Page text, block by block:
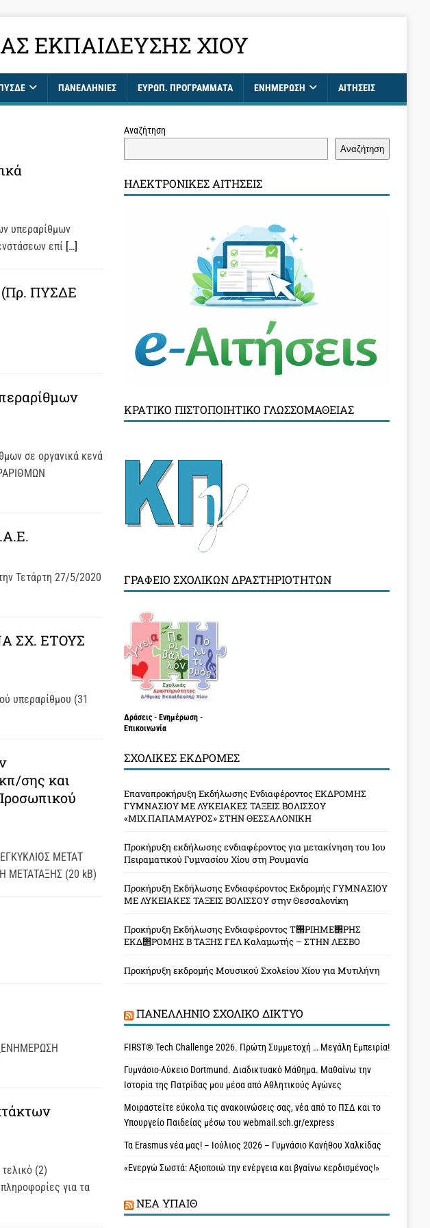
ΕΚΠΑΊΔΕΥΣΗΣ ΧΊΟΥ
ΠΑΝΕΛΛΉΝΙΕΣ ΕΥΡΩΠ. ΠΡΟΓΡΑΜΜΑΤΑ ΕΝΗΜΈΡΩΣΗ ΑΙΤΉΣΕΙΣ
υπεραρίθμων
επί […]
(Πρ. ΠΥΣΔΕ
σε οργανικά κενά
Τετάρτη 27/5/2020
ΣΧ. ΕΤΟΥΣ
υπεραρίθμου (31
σης και
ΜΕΤΑΤ
ΜΕΤΑΤΑΞΗΣ (20 kB)
(2)
για τα
Αναζήτηση
Αναζήτηση
ΗΛΕΚΤΡΟΝΙΚΈΣ ΑΙΤΉΣΕΙΣ
ΚΡΑΤΙΚΌ ΠΙΣΤΟΠΟΙΗΤΙΚΌ ΓΛΩΣΣΟΜΆΘΕΙΑΣ
ΓΡΑΦΕΊΟ ΣΧΟΛΙΚΏΝ ΔΡΑΣΤΗΡΙΟΤΉΤΩΝ
Δράσεις - Ενημέρωση -
Επικοινωνία
ΣΧΟΛΙΚΈΣ ΕΚΔΡΟΜΈΣ
Επαναπροκήρυξη Εκδήλωσης Ενδιαφέροντος ΕΚΔΡΟΜΗΣ
ΓΥΜΝΑΣΙΟΥ ΜΕ ΛΥΚΕΙΑΚΕΣ ΤΑΞΕΙΣ ΒΟΛΙΣΣΟΥ
«ΜΙΧ.ΠΑΠΑΜΑΥΡΟΣ» ΣΤΗΝ ΘΕΣΣΑΛΟΝΙΚΗ
Προκήρυξη εκδήλωσης ενδιαφέροντος για μετακίνηση του 1ου
Πειραματικού Γυμνασίου Χίου στη Ρουμανία
Προκήρυξη Εκδήλωσης Ενδιαφέροντος Εκδρομής ΓΥΜΝΑΣΙΟΥ
ΜΕ ΛΥΚΕΙΑΚΕΣ ΤΑΞΕΙΣ ΒΟΛΙΣΣΟΥ στην Θεσσαλονίκη
Προκήρυξη Εκδήλωσης Ενδιαφέροντος Τ΢ΡΙΗΜΕ΢ΡΗΣ
ΕΚΔ΢ΡΟΜΗΣ Β ΤΑΞΗΣ ΓΕΛ Καλαμωτής – ΣΤΗΝ ΛΕΣΒΟ
Προκήρυξη εκδρομής Μουσικού Σχολείου Χίου για Μυτιλήνη
ΠΑΝΕΛΛΉΝΙΟ ΣΧΟΛΙΚΌ ΔΊΚΤΥΟ
FIRST® Tech Challenge 2026. Πρώτη Συμμετοχή … Μεγάλη Εμπειρία!
Γυμνάσιο-Λύκειο Dortmund. Διαδικτυακό Μάθημα. Μαθαίνω την
Ιστορία της Πατρίδας μου μέσα από Αθλητικούς Αγώνες
Μοιραστείτε εύκολα τις ανακοινώσεις σας, νέα από το ΠΣΔ και το
Υπουργείο Παιδείας μέσω του webmail.sch.gr/express
Τα Erasmus νέα μας! – Ιούλιος 2026 – Γυμνάσιο Κανήθου Χαλκίδας
«Ενεργώ Σωστά: Αξιοποιώ την ενέργεια και βγαίνω κερδισμένος!»
ΝΈΑ ΥΠAΙΘ